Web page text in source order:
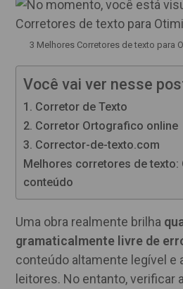
3 Melhores Corretores de texto para
Você vai ver nesse
1. Corretor de Texto
2. Corretor Ortografico online
3. Corrector-de-texto.com
Melhores corretores de texto:
conteúdo
Uma obra realmente brilha
gramaticalmente livre de
conteúdo altamente legível e
leitores. No entanto, verificar